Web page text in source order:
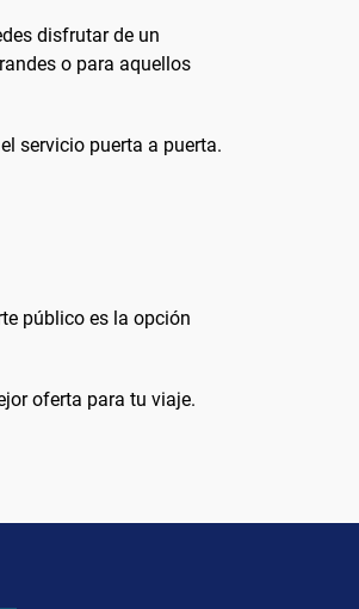
disfrutar de un
o para aquellos
servicio puerta a puerta.
público es la opción
oferta para tu viaje.